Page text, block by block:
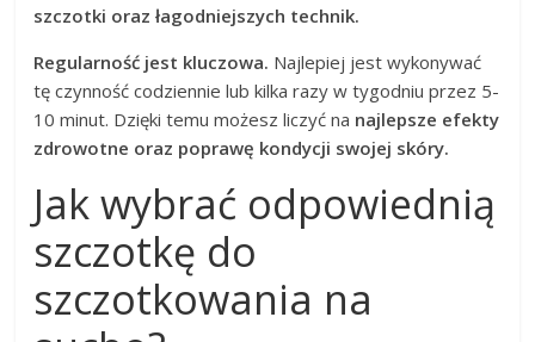
szczotki oraz łagodniejszych technik.
Regularność jest kluczowa. Najlepiej jest wykonywać
tę czynność codziennie lub kilka razy w tygodniu przez 5-
10 minut. Dzięki temu możesz liczyć na najlepsze efekty
zdrowotne oraz poprawę kondycji swojej skóry.
Jak wybrać odpowiednią
szczotkę do
szczotkowania na